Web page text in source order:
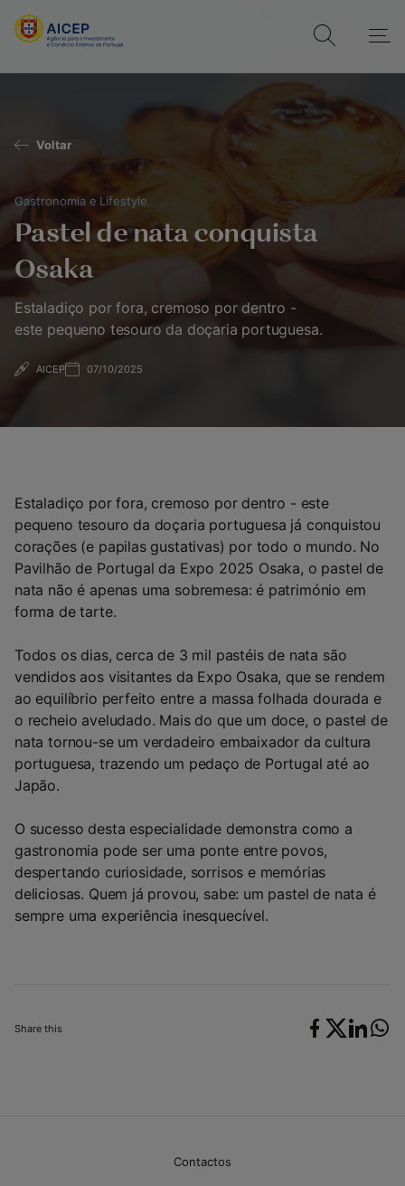
Voltar
Gastronomia e Lifestyle
Pastel de nata conquista
Osaka
Estaladiço por fora, cremoso por dentro -
este pequeno tesouro da doçaria portuguesa.
AICEP 07/10/2025
Share this
Estaladiço por fora, cremoso por dentro - este
pequeno tesouro da doçaria portuguesa já conquistou
corações (e papilas gustativas) por todo o mundo. No
Pavilhão de Portugal da Expo 2025 Osaka, o pastel de
nata não é apenas uma sobremesa: é património em
forma de tarte.
Todos os dias, cerca de 3 mil pastéis de nata são
vendidos aos visitantes da Expo Osaka, que se rendem
ao equilíbrio perfeito entre a massa folhada dourada e
o recheio aveludado. Mais do que um doce, o pastel de
nata tornou-se um verdadeiro embaixador da cultura
portuguesa, trazendo um pedaço de Portugal até ao
Japão.
O sucesso desta especialidade demonstra como a
gastronomia pode ser uma ponte entre povos,
despertando curiosidade, sorrisos e memórias
deliciosas. Quem já provou, sabe: um pastel de nata é
sempre uma experiência inesquecível.
Contactos